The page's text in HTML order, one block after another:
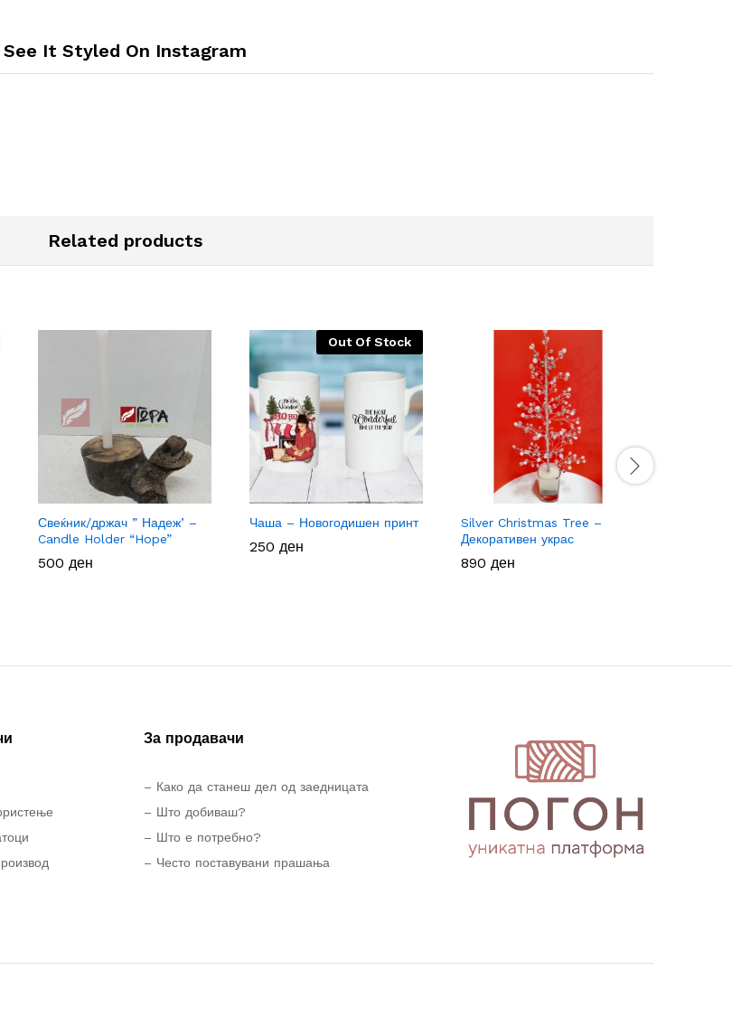
See It Styled On Instagram
Related products
Свеќник/држач ” Надеж’ –
Candle Holder “Hope”
500 ден
500 ден
Out Of Stock
Чаша – Новогодишен принт
250 ден
250 ден
Silver Christmas Tree –
Декоративен украс
890 ден
890 ден
За продавачи
– Како да станеш дел од заедницата
– Што добиваш?
– Што е потребно?
– Често поставувани прашања